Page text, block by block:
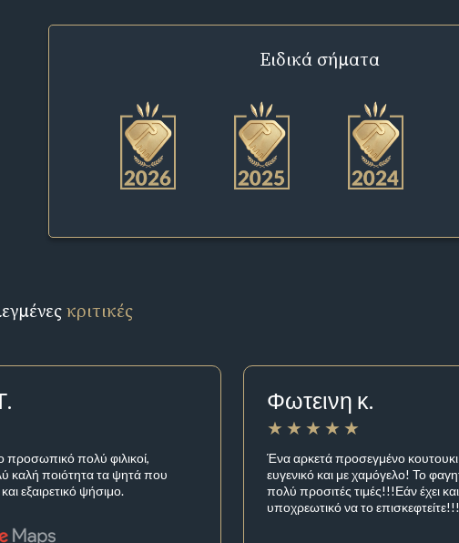
Ειδικά σήματα
κριτικές
προσωπικό πολύ φιλικοί,
καλή ποιότητα τα ψητά που
εξαιρετικό ψήσιμο.
Φωτεινη κ.
Ένα αρκετά προσεγμένο
ευγενικό και με χαμόγελο! Το
πολύ προσιτές τιμές!!!Εάν έχει
υποχρεωτικό να το επισκεφτείτε!!!